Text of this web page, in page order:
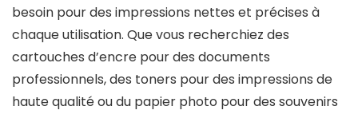
besoin pour des impressions nettes et précises à
chaque utilisation. Que vous recherchiez des
cartouches d’encre pour des documents
professionnels, des toners pour des impressions de
haute qualité ou du papier photo pour des souvenirs